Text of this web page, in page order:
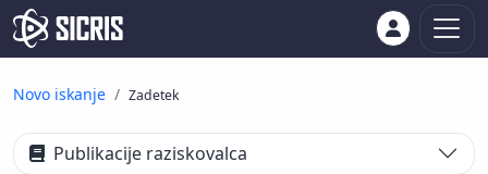
Novo iskanje Zadetek
Publikacije raziskovalca